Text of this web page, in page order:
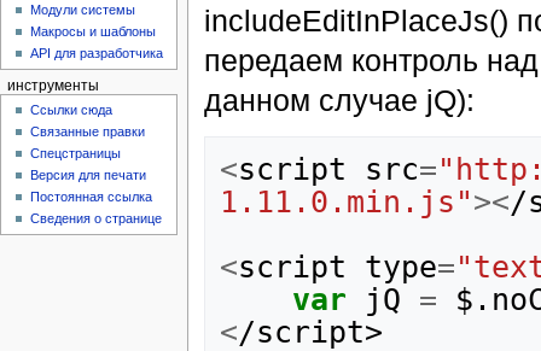
includeEditInPlaceJs()
передаем контроль
данном случае jQ):
<script src=
1.11.0.min.js"></
<script type=
var
jQ = $ .
</script>
Модули системы
Макросы и шаблоны
API для разработчика
инструменты
Ссылки сюда
Связанные правки
Спецстраницы
Версия для печати
Постоянная ссылка
Сведения о странице